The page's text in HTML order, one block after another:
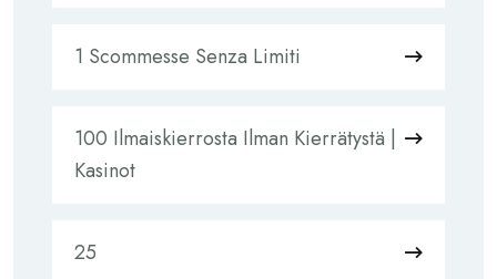
1 Scommesse Senza Limiti
100 Ilmaiskierrosta Ilman Kierrätystä |
Kasinot
25